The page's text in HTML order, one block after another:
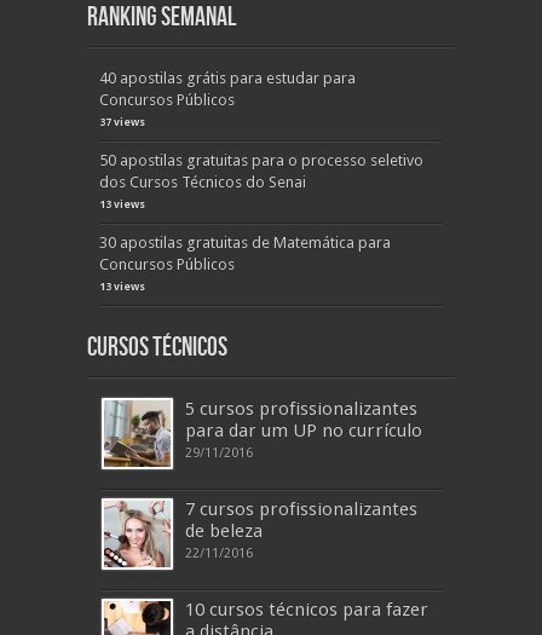
Ranking Semanal
40 apostilas grátis para estudar para
Concursos Públicos
37 views
50 apostilas gratuitas para o processo seletivo
dos Cursos Técnicos do Senai
13 views
30 apostilas gratuitas de Matemática para
Concursos Públicos
13 views
Cursos Técnicos
5 cursos profissionalizantes
para dar um UP no currículo
29/11/2016
7 cursos profissionalizantes
de beleza
22/11/2016
10 cursos técnicos para fazer